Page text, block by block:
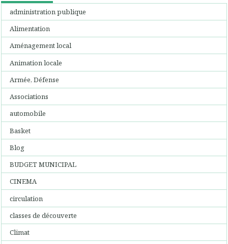
administration publique
Alimentation
Aménagement local
Animation locale
Armée, Défense
Associations
automobile
Basket
Blog
BUDGET MUNICIPAL
CINEMA
circulation
classes de découverte
Climat